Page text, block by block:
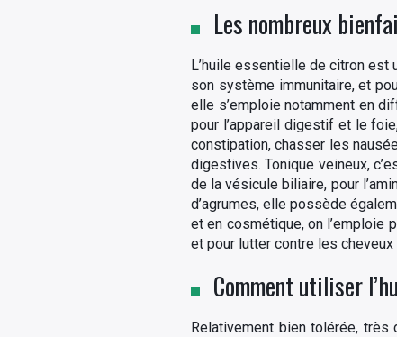
Les nombreux
L’huile essentielle de citron est
son système immunitaire, et
elle s’emploie notamment en
pour l’appareil digestif et le
constipation, chasser les
digestives. Tonique veineux,
de la vésicule biliaire, pour
d’agrumes, elle possède
et en cosmétique, on l’emploie
et pour lutter contre les cheveux
Comment utiliser
Relativement bien tolérée, très